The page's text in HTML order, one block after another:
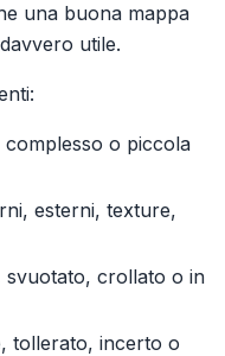
una buona mappa
utile.
complesso o piccola
esterni, texture,
svuotato, crollato o in
tollerato, incerto o